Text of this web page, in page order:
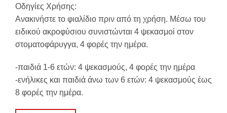
Οδηγίες Χρήσης:
Ανακινήστε το φιαλίδιο πριν από τη χρήση. Μέσω του
ειδικού ακροφύσιου συνιστώνται 4 ψεκασμοί στον
στοματοφάρυγγα, 4 φορές την ημέρα.
-παιδιά 1-6 ετών: 4 ψεκασμούς, 4 φορές την ημέρα
-ενήλικες και παιδιά άνω των 6 ετών: 4 ψεκασμούς έως
8 φορές την ημέρα.